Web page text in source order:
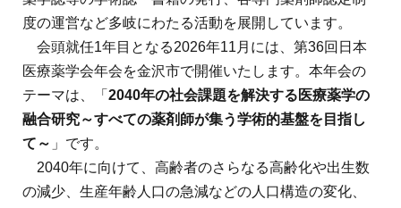
度の運営など多岐にわたる活動を展開しています。
会頭就任1年目となる2026年11月には、第36回日本
医療薬学会年会を金沢市で開催いたします。本年会の
テーマは、「 2040年の社会課題を解決する医療薬学の
融合研究～すべての薬剤師が集う学術的基盤を目指し
て～ 」です。
2040年に向けて、高齢者のさらなる高齢化や出生数
の減少、生産年齢人口の急減などの人口構造の変化、